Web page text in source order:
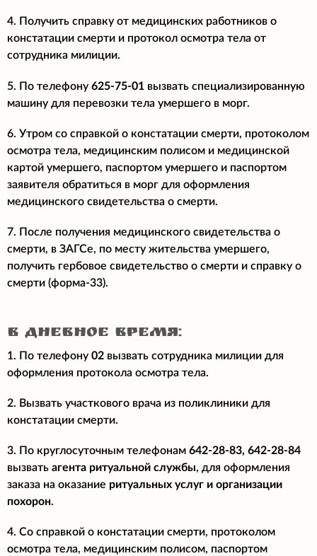
4. Получить справку от медицинских работников о
констатации смерти и протокол осмотра тела от
сотрудника милиции.
5. По телефону 625-75-01 вызвать специализированную
машину для перевозки тела умершего в морг.
6. Утром со справкой о констатации смерти, протоколом
осмотра тела, медицинским полисом и медицинской
картой умершего, паспортом умершего и паспортом
заявителя обратиться в морг для оформления
медицинского свидетельства о смерти.
7. После получения медицинского свидетельства о
смерти, в ЗАГСе, по месту жительства умершего,
получить гербовое свидетельство о смерти и справку о
смерти (форма-33).
в дневное время:
1. По телефону 02 вызвать сотрудника милиции для
оформления протокола осмотра тела.
2. Вызвать участкового врача из поликлиники для
констатации смерти.
3. По круглосуточным телефонам 642-28-83, 642-28-84
вызвать агента ритуальной службы, для оформления
заказа на оказание ритуальных услуг и организации
похорон.
4. Со справкой о констатации смерти, протоколом
осмотра тела, медицинским полисом, паспортом